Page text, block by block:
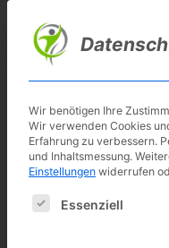
content
Die
1/2″
Wir benötigen Ihre
Wir verwenden Cookies
Erfahrung zu verbessern.
und Inhaltsmessung.
Einstellungen widerrufen
Es folgt eine Liste
Essenziell